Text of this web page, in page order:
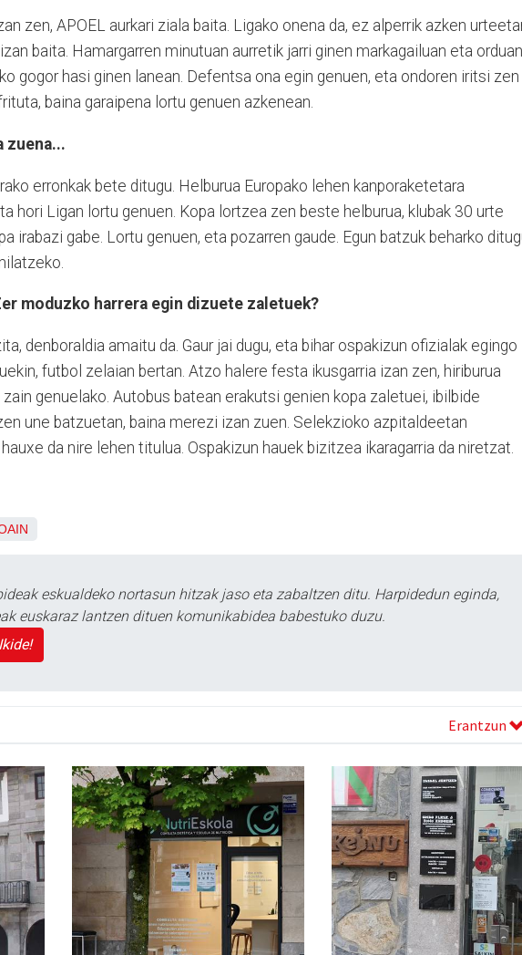
zen, APOEL aurkari ziala baita. Ligako onena da, ez alperrik azken
baita. Hamargarren minutuan aurretik jarri ginen markagailuan eta orduan
gogor hasi ginen lanean. Defentsa ona egin genuen, eta ondoren iritsi zen
baina garaipena lortu genuen azkenean.
zuena...
erronkak bete ditugu. Helburua Europako lehen kanporaketetara
hori Ligan lortu genuen. Kopa lortzea zen beste helburua, klubak 30 urte
irabazi gabe. Lortu genuen, eta pozarren gaude. Egun batzuk beharko
moduzko harrera egin dizuete zaletuek?
denboraldia amaitu da. Gaur jai dugu, eta bihar ospakizun ofizialak egingo
futbol zelaian bertan. Atzo halere festa ikusgarria izan zen, hiriburua
genuelako. Autobus batean erakutsi genien kopa zaletuei, ibilbide
une batzuetan, baina merezi izan zuen. Selekzioko azpitaldeetan
da nire lehen titulua. Ospakizun hauek bizitzea ikaragarria da niretzat.
eskualdeko nortasun hitzak jaso eta zabaltzen ditu. Harpidedun eginda,
euskaraz lantzen dituen komunikabidea babestuko duzu.
Erantzun